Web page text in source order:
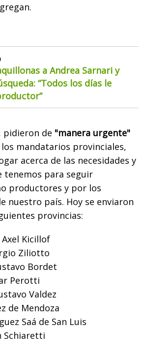
a Andrea Sarnari y
“Todos los días le
pidieron de "manera urgente"
mandatarios provinciales,
acerca de las necesidades y
tenemos para seguir
productores y por los
nuestro país. Hoy se enviaron
provincias:
Kicillof
Ziliotto
Bordet
Perotti
Valdez
de Mendoza
Saá de San Luis
Schiaretti